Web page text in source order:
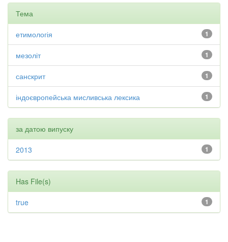
Тема
1
етимологія
1
мезоліт
1
санскрит
1
індоєвропейська мисливська лексика
за датою випуску
1
2013
Has File(s)
1
true